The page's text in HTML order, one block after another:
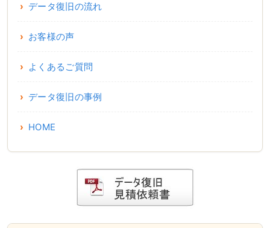
データ復旧の流れ
お客様の声
よくあるご質問
データ復旧の事例
HOME